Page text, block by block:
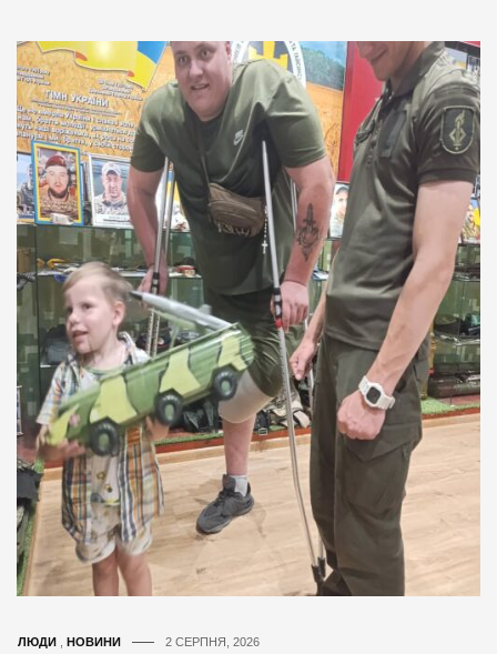
ЛЮДИ НОВИНИ 2 СЕРПНЯ, 2026